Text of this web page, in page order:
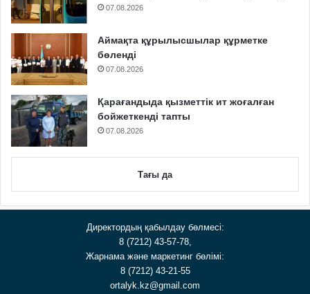
07.08.2026
Аймақта құрылысшылар құрметке
бөленді
07.08.2026
Қарағандыда қызметтік ит жоғалған
бойжеткенді тапты
07.08.2026
Тағы да
Директордың қабылдау бөлмесі:
8 (7212) 43-57-78,
Жарнама және маркетинг бөлімі:
8 (7212) 43-21-55
ortalyk.kz@gmail.com